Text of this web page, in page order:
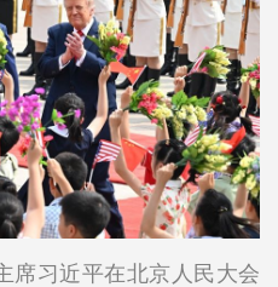
席习近平在北京人民大会